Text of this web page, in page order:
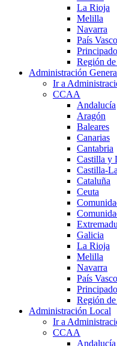
La Rioja
Melilla
Navarra
País Vasco
Región
Administración
Ir a
CCAA
Andalucía
Aragón
Baleares
Canarias
Cantabria
Castilla y
Castilla-
Cataluña
Ceuta
Galicia
La Rioja
Melilla
Navarra
País Vasco
Región
Administración Local
Ir a
CCAA
Andalucía